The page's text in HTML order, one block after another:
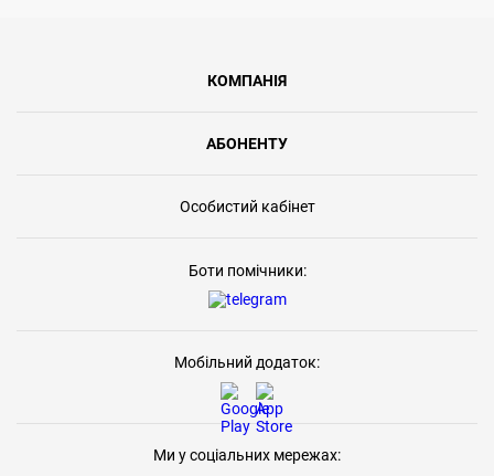
КОМПАНІЯ
АБОНЕНТУ
Особистий кабінет
Боти помічники:
Мобільний додаток:
Ми у соціальних мережах: